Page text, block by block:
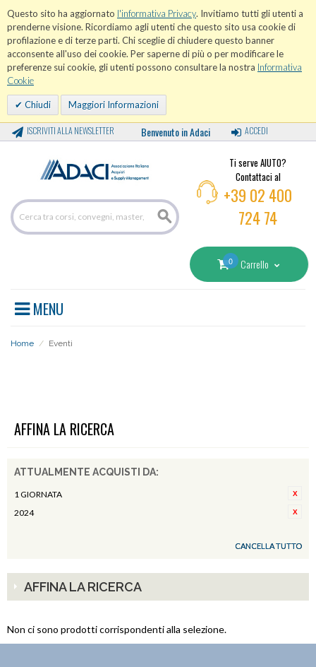
Questo sito ha aggiornato l'informativa Privacy. Invitiamo tutti gli utenti a
prenderne visione. Ricordiamo agli utenti che questo sito usa cookie di
profilazione e di terze parti. Chi sceglie di chiudere questo banner
acconsente all'uso dei cookie. Per saperne di più o per modificare le
preferenze sui cookie, gli utenti possono consultare la nostra Informativa
Cookie
Chiudi Maggiori Informazioni
ISCRIVITI ALLA NEWSLETTER Benvenuto in Adaci ACCEDI
Ti serve AIUTO?
Contattaci al
+39 02 400
724 74
0 Carrello
MENU
Home / Eventi
AFFINA LA RICERCA
ATTUALMENTE ACQUISTI DA:
1 GIORNATA
2024
CANCELLA TUTTO
AFFINA LA RICERCA
Non ci sono prodotti corrispondenti alla selezione.